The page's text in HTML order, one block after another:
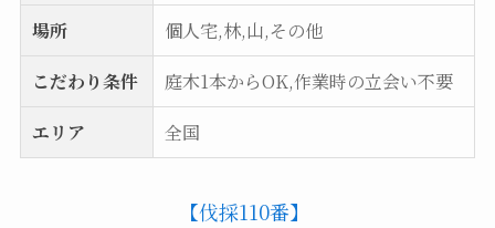
場所
個人宅,林,山,その他
こだわり条件
庭木1本からOK,作業時の立会い不要
エリア
全国
【伐採110番】